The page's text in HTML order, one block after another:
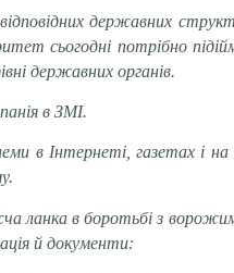
державних
сьогодні потрібно
державних органів.
в ЗМІ.
в Інтернеті, газетах і
ланка в боротьбі з
й документи: